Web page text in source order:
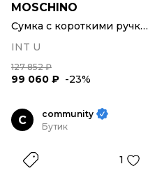
MOSCHINO
Сумка с короткими ручками
INT U
127 852 ₽
99 060 ₽ -23%
C
community
Бутик
1